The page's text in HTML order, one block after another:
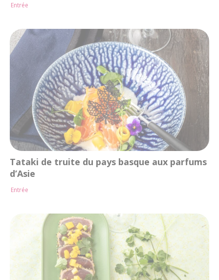
Entrée
Tataki de truite du pays basque aux parfums
d’Asie
Entrée